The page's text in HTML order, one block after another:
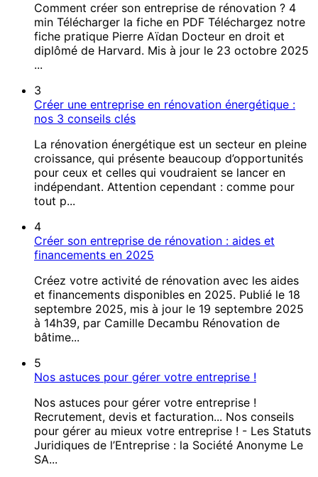
Comment créer son entreprise de rénovation ? 4
min Télécharger la fiche en PDF Téléchargez notre
fiche pratique Pierre Aïdan Docteur en droit et
diplômé de Harvard. Mis à jour le 23 octobre 2025
...
3
Créer une entreprise en rénovation énergétique :
nos 3 conseils clés
La rénovation énergétique est un secteur en pleine
croissance, qui présente beaucoup d’opportunités
pour ceux et celles qui voudraient se lancer en
indépendant. Attention cependant : comme pour
tout p...
4
Créer son entreprise de rénovation : aides et
financements en 2025
Créez votre activité de rénovation avec les aides
et financements disponibles en 2025. Publié le 18
septembre 2025, mis à jour le 19 septembre 2025
à 14h39, par Camille Decambu Rénovation de
bâtime...
5
Nos astuces pour gérer votre entreprise !
Nos astuces pour gérer votre entreprise !
Recrutement, devis et facturation... Nos conseils
pour gérer au mieux votre entreprise ! - Les Statuts
Juridiques de l’Entreprise : la Société Anonyme Le
SA...